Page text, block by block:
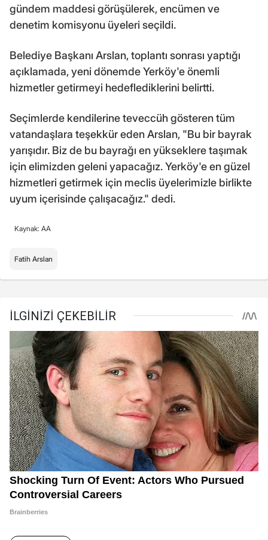
gündem maddesi görüşülerek, encümen ve
denetim komisyonu üyeleri seçildi.
Belediye Başkanı Arslan, toplantı sonrası yaptığı
açıklamada, yeni dönemde Yerköy'e önemli
hizmetler getirmeyi hedeflediklerini belirtti.
Seçimlerde kendilerine teveccüh gösteren tüm
vatandaşlara teşekkür eden Arslan, "Bu bir bayrak
yarışıdır. Biz de bu bayrağı en yükseklere taşımak
için elimizden geleni yapacağız. Yerköy'e en güzel
hizmetleri getirmek için meclis üyelerimizle birlikte
uyum içerisinde çalışacağız." dedi.
Kaynak: AA
Fatih Arslan